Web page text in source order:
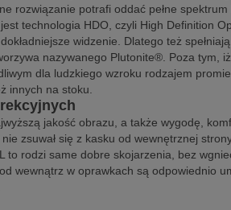
rozwiązanie potrafi oddać pełne
technologia HDO, czyli High Definition
widzenie. Dlatego też
nazywanego Plutonite®. Poza
dla ludzkiego wzroku rodzajem
innych na stoku.
jakość obrazu, a także wygodę,
zsuwał się z kasku od wewnętrznej
rodzi same dobre skojarzenia, bez
wewnątrz w oprawkach są odpowiednio